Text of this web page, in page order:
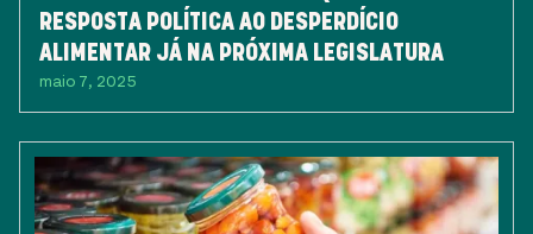
RESPOSTA POLÍTICA AO DESPERDÍCIO
ALIMENTAR JÁ NA PRÓXIMA LEGISLATURA
maio 7, 2025